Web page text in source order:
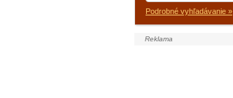
Podrobné vyhľadávanie »